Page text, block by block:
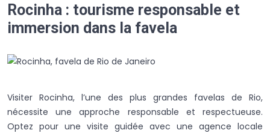
Rocinha : tourisme responsable et
immersion dans la favela
Visiter Rocinha, l’une des plus grandes favelas de Rio,
nécessite une approche responsable et respectueuse.
Optez pour une visite guidée avec une agence locale